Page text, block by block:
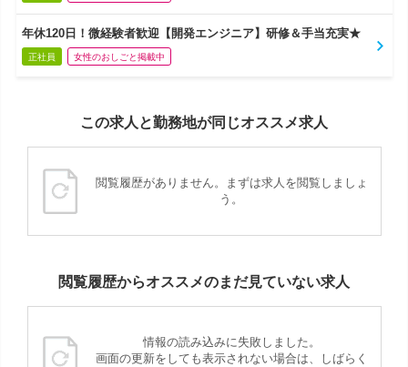
年休120日！微経験者歓迎【開発エンジニア】研修＆手当充実★
正社員 女性のおしごと掲載中
この求人と勤務地が同じオススメ求人
閲覧履歴がありません。まずは求人を閲覧しましょ
う。
閲覧履歴からオススメのまだ見ていない求人
情報の読み込みに失敗しました。
画面の更新をしても表示されない場合は、しばらく